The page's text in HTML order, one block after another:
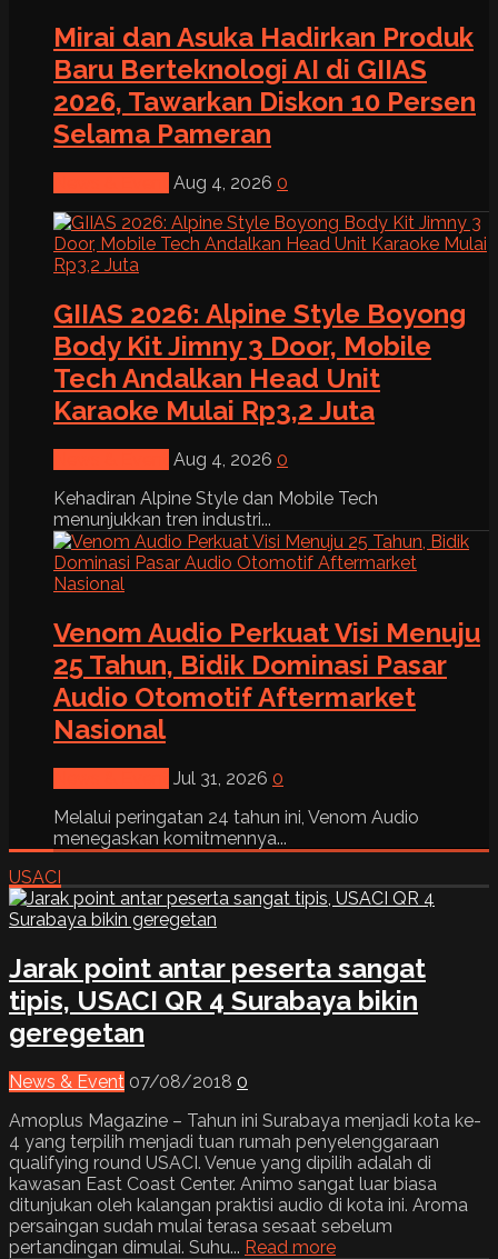
Mirai dan Asuka Hadirkan Produk
Baru Berteknologi AI di GIIAS
2026, Tawarkan Diskon 10 Persen
Selama Pameran
Aug 4, 2026 0
GIIAS 2026: Alpine Style Boyong
Body Kit Jimny 3 Door, Mobile
Tech Andalkan Head Unit
Karaoke Mulai Rp3,2 Juta
Aug 4, 2026 0
Kehadiran Alpine Style dan Mobile Tech
menunjukkan tren industri...
Venom Audio Perkuat Visi Menuju
25 Tahun, Bidik Dominasi Pasar
Audio Otomotif Aftermarket
Nasional
Jul 31, 2026 0
Melalui peringatan 24 tahun ini, Venom Audio
menegaskan komitmennya...
USACI
Jarak point antar peserta sangat
tipis, USACI QR 4 Surabaya bikin
geregetan
News & Event 07/08/2018 0
Amoplus Magazine – Tahun ini Surabaya menjadi kota ke-
4 yang terpilih menjadi tuan rumah penyelenggaraan
qualifying round USACI. Venue yang dipilih adalah di
kawasan East Coast Center. Animo sangat luar biasa
ditunjukan oleh kalangan praktisi audio di kota ini. Aroma
persaingan sudah mulai terasa sesaat sebelum
pertandingan dimulai. Suhu... Read more